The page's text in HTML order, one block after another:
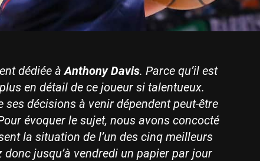
dédiée àAnthony Davis. Parce qu’il est
en détail de ce joueur si talentueux.
ses décisions à venir dépendent peut-être
évoquer le sujet, nous avons concocté
la situation de l’un des cinq meilleurs
jusqu’à vendredi un papier par jour